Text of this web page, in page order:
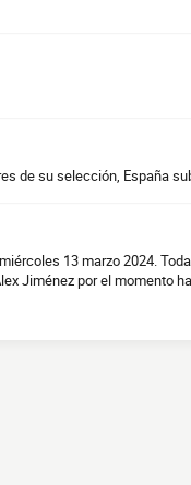
de su selección, España
13 marzo 2024.
Jiménez por el momento